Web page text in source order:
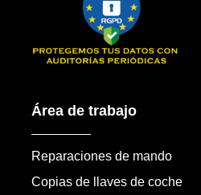
Área de trabajo
Reparaciones de mando
Copias de llaves de coche